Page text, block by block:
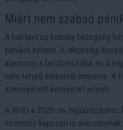
Miért nem szabad
A hantavírus komoly betegség
pánikot kelteni. A lakossági
alacsony, a fertőzés ritka, és a
nem terjed emberről emberre. A
szennyezett környezet jelenti.
A WHO a 2026-os,
esemény kapcsán is